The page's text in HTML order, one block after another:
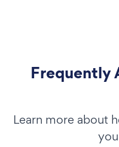
Frequently
Learn more about